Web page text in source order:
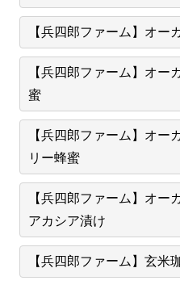
【兵四郎ファーム】オー
【兵四郎ファーム】オー
蜜
【兵四郎ファーム】オー
リー蜂蜜
【兵四郎ファーム】オー
アカシア漬け
【兵四郎ファーム】玄